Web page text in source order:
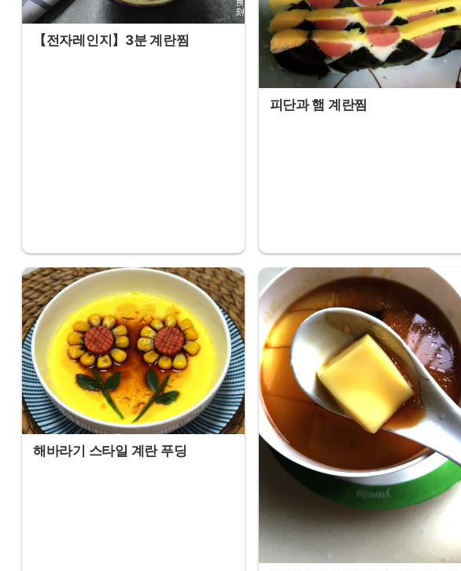
【전자레인지】3분 계란찜
피단과 햄 계란찜
해바라기 스타일 계란 푸딩